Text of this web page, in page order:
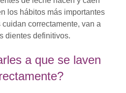
los hábitos más importantes
correctamente, van a
dientes definitivos.
a que se laven